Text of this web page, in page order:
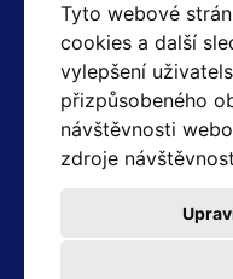
Tyto webové
cookies a další
vylepšení
přizpůsobeného
návštěvnosti
zdroje
Fakturační a expediční
+420 605 259 759 (Po–Pá:
Technické oddělení
+420 603 355 085 (Po–Pá:
servis@hotair.cz
Platba jen v hotovosti